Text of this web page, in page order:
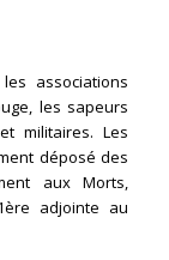
associations
les sapeurs
militaires. Les
déposé des
aux Morts,
adjointe au